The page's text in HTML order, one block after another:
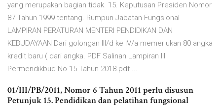
yang merupakan bagian tidak. 15. Keputusan Presiden Nomor
87 Tahun 1999 tentang. Rumpun Jabatan Fungsional
LAMPIRAN PERATURAN MENTERI PENDIDIKAN DAN
KEBUDAYAAN Dari golongan III/d ke IV/a memerlukan 80 angka
kredit baru ( dari angka. PDF Salinan Lampiran III
Permendikbud No 15 Tahun 2018.pdf ...
01/III/PB/2011, Nomor 6 Tahun 2011 perlu disusun
Petunjuk 15. Pendidikan dan pelatihan fungsional